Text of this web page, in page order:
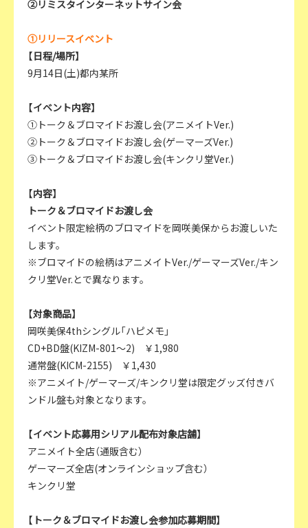
②リミスタインターネットサイン会
①リリースイベント
【日程/場所】
9月14日(土)都内某所
【イベント内容】
①トーク＆ブロマイドお渡し会(アニメイトVer.)
②トーク＆ブロマイドお渡し会(ゲーマーズVer.)
③トーク＆ブロマイドお渡し会(キンクリ堂Ver.)
【内容】
トーク＆ブロマイドお渡し会
イベント限定絵柄のブロマイドを岡咲美保からお渡しいた
します。
※ブロマイドの絵柄はアニメイトVer./ゲーマーズVer./キン
クリ堂Ver.とで異なります。
【対象商品】
岡咲美保4thシングル「ハピメモ」
CD+BD盤(KIZM-801～2) ￥1,980
通常盤(KICM-2155) ￥1,430
※アニメイト/ゲーマーズ/キンクリ堂は限定グッズ付きバ
ンドル盤も対象となります。
【イベント応募用シリアル配布対象店舗】
アニメイト全店（通販含む）
ゲーマーズ全店(オンラインショップ含む）
キンクリ堂
【トーク＆ブロマイドお渡し会参加応募期間】